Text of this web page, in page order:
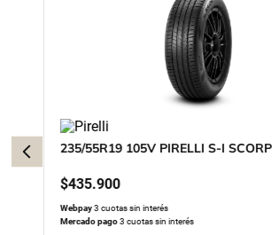
235/55R19 105V PIRELLI S-I
$435.900
Webpay3 cuotas sin interés
Mercado pago3 cuotas sin interés